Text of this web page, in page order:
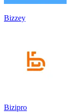
Bizzey
Bizipro